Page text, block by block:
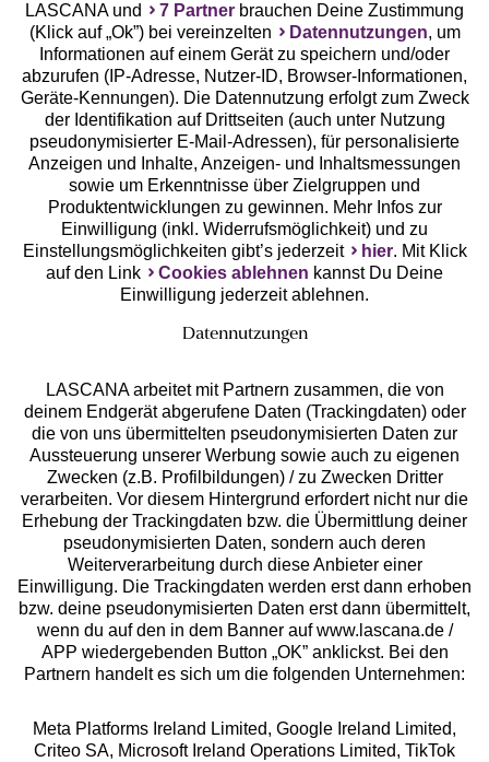
Geprüfte Sicherheit
Unsere Apps
Services
Beratung
Über uns
Rechtliches
Alle Preise inkl. MwSt., zzgl.
Versandkosten
LASCANA und 7 Partner brauchen Deine Zustimmung
(Klick auf „Ok”) bei vereinzelten
Datennutzungen, um
Informationen auf einem Gerät zu speichern und/oder
abzurufen (IP-Adresse, Nutzer-ID, Browser-Informationen,
Geräte-Kennungen). Die Datennutzung erfolgt zum Zweck
der Identifikation auf Drittseiten (auch unter Nutzung
pseudonymisierter E-Mail-Adressen), für personalisierte
Anzeigen und Inhalte, Anzeigen- und Inhaltsmessungen
sowie um Erkenntnisse über Zielgruppen und
Produktentwicklungen zu gewinnen. Mehr Infos zur
Einwilligung (inkl. Widerrufsmöglichkeit) und zu
Einstellungsmöglichkeiten gibt’s jederzeit
hier. Mit Klick
auf den Link
Cookies ablehnen kannst Du Deine
Einwilligung jederzeit ablehnen.
Datennutzungen
LASCANA arbeitet mit Partnern zusammen, die von
deinem Endgerät abgerufene Daten (Trackingdaten) oder
die von uns übermittelten pseudonymisierten Daten zur
Aussteuerung unserer Werbung sowie auch zu eigenen
Zwecken (z.B. Profilbildungen) / zu Zwecken Dritter
verarbeiten. Vor diesem Hintergrund erfordert nicht nur die
Erhebung der Trackingdaten bzw. die Übermittlung deiner
pseudonymisierten Daten, sondern auch deren
Weiterverarbeitung durch diese Anbieter einer
Einwilligung. Die Trackingdaten werden erst dann erhoben
bzw. deine pseudonymisierten Daten erst dann übermittelt,
wenn du auf den in dem Banner auf www.lascana.de /
APP wiedergebenden Button „OK” anklickst. Bei den
Partnern handelt es sich um die folgenden Unternehmen:
Meta Platforms Ireland Limited, Google Ireland Limited,
Criteo SA, Microsoft Ireland Operations Limited, TikTok